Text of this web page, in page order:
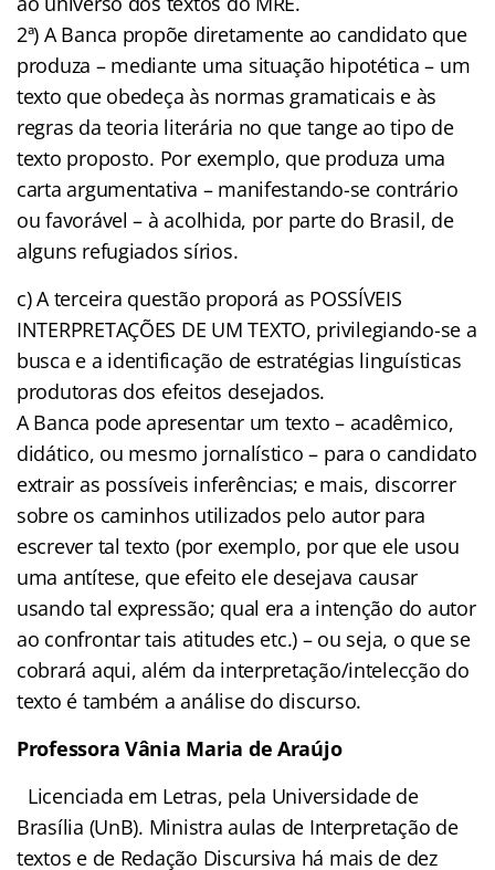
2ª) A Banca propõe diretamente ao candidato que
produza – mediante uma situação hipotética – um
texto que obedeça às normas gramaticais e às
regras da teoria literária no que tange ao tipo de
texto proposto. Por exemplo, que produza uma
carta argumentativa – manifestando-se contrário
ou favorável – à acolhida, por parte do Brasil, de
alguns refugiados sírios.
c) A terceira questão proporá as POSSÍVEIS
INTERPRETAÇÕES DE UM TEXTO, privilegiando-se a
busca e a identificação de estratégias linguísticas
produtoras dos efeitos desejados.
A Banca pode apresentar um texto – acadêmico,
didático, ou mesmo jornalístico – para o candidato
extrair as possíveis inferências; e mais, discorrer
sobre os caminhos utilizados pelo autor para
escrever tal texto (por exemplo, por que ele usou
uma antítese, que efeito ele desejava causar
usando tal expressão; qual era a intenção do autor
ao confrontar tais atitudes etc.) – ou seja, o que se
cobrará aqui, além da interpretação/intelecção do
texto é também a análise do discurso.
Professora Vânia Maria de Araújo
Licenciada em Letras, pela Universidade de
Brasília (UnB). Ministra aulas de Interpretação de
textos e de Redação Discursiva há mais de dez